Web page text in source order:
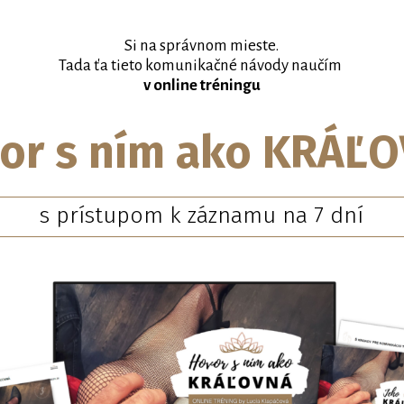
Si na správnom mieste.
Tada ťa tieto komunikačné návody naučím
v online tréningu
s ním ako
s prístupom k záznamu na 7 dní